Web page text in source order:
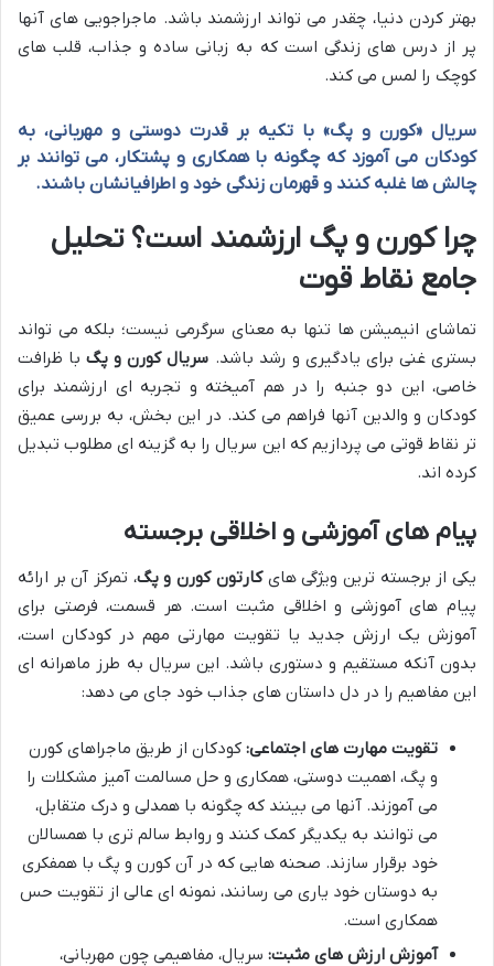
بهتر کردن دنیا، چقدر می تواند ارزشمند باشد. ماجراجویی های آنها
پر از درس های زندگی است که به زبانی ساده و جذاب، قلب های
کوچک را لمس می کند.
سریال «کورن و پگ» با تکیه بر قدرت دوستی و مهربانی، به
کودکان می آموزد که چگونه با همکاری و پشتکار، می توانند بر
چالش ها غلبه کنند و قهرمان زندگی خود و اطرافیانشان باشند.
چرا کورن و پگ ارزشمند است؟ تحلیل
جامع نقاط قوت
تماشای انیمیشن ها تنها به معنای سرگرمی نیست؛ بلکه می تواند
بستری غنی برای یادگیری و رشد باشد. سریال کورن و پگبا ظرافت
خاصی، این دو جنبه را در هم آمیخته و تجربه ای ارزشمند برای
کودکان و والدین آنها فراهم می کند. در این بخش، به بررسی عمیق
تر نقاط قوتی می پردازیم که این سریال را به گزینه ای مطلوب تبدیل
کرده اند.
پیام های آموزشی و اخلاقی برجسته
یکی از برجسته ترین ویژگی هایکارتون کورن و پگ، تمرکز آن بر ارائه
پیام های آموزشی و اخلاقی مثبت است. هر قسمت، فرصتی برای
آموزش یک ارزش جدید یا تقویت مهارتی مهم در کودکان است،
بدون آنکه مستقیم و دستوری باشد. این سریال به طرز ماهرانه ای
این مفاهیم را در دل داستان های جذاب خود جای می دهد:
تقویت مهارت های اجتماعی: کودکان از طریق ماجراهای کورن
و پگ، اهمیت دوستی، همکاری و حل مسالمت آمیز مشکلات را
می آموزند. آنها می بینند که چگونه با همدلی و درک متقابل،
می توانند به یکدیگر کمک کنند و روابط سالم تری با همسالان
خود برقرار سازند. صحنه هایی که در آن کورن و پگ با همفکری
به دوستان خود یاری می رسانند، نمونه ای عالی از تقویت حس
همکاری است.
آموزش ارزش های مثبت: سریال، مفاهیمی چون مهربانی،